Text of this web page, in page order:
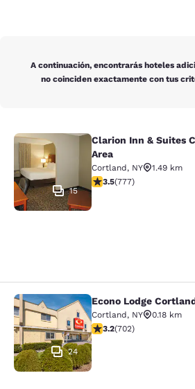
A continuación, encontrarás hoteles
no coinciden exactamente con tus
Clarion Inn & Suites
15
Clarion Inn & Suites
Area
Cortland, NY
1.49 km
calificación de 3.45
3.5(777)
Econo Lodge Cortland
24
Econo Lodge
Cortland, NY
0.18 km
calificación de 3.23
3.2(702)